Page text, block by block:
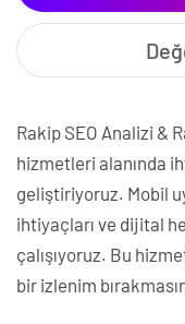
Rakip SEO Analizi &
hizmetleri alanında
geliştiriyoruz. Mobil
ihtiyaçları ve dijital
çalışıyoruz. Bu
bir izlenim